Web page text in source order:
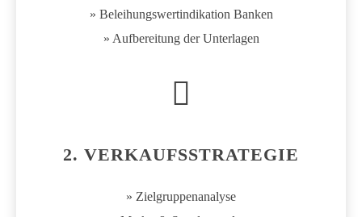
» Beleihungswertindikation Banken
» Aufbereitung der Unterlagen
2. VERKAUFSSTRATEGIE
» Zielgruppenanalyse